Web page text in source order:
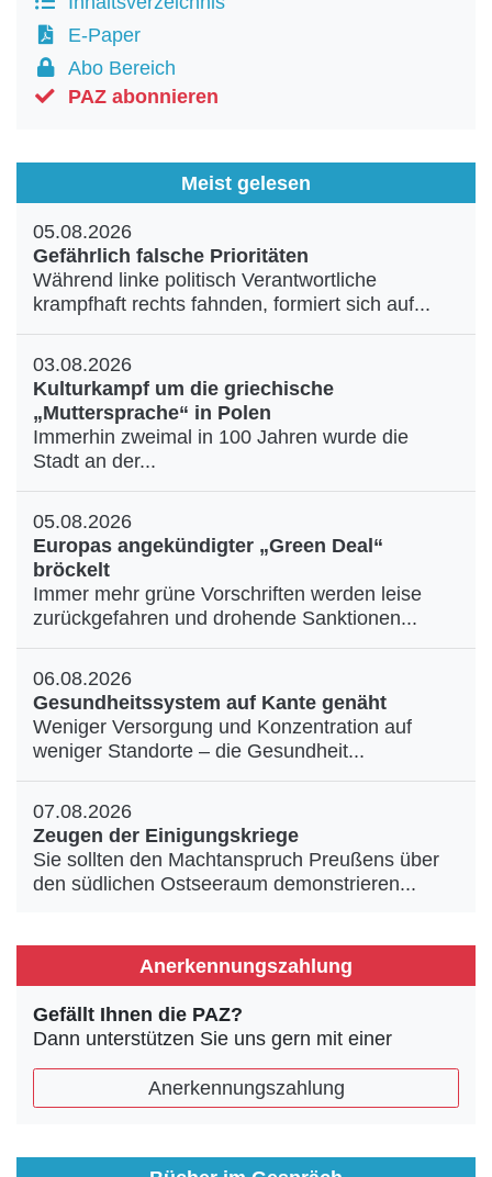
E-Paper
Abo Bereich
PAZ abonnieren
Meist gelesen
05.08.2026
Gefährlich falsche Prioritäten
Während linke politisch Verantwortliche
krampfhaft rechts fahnden, formiert sich auf...
03.08.2026
Kulturkampf um die griechische
„Muttersprache“ in Polen
Immerhin zweimal in 100 Jahren wurde die
Stadt an der...
05.08.2026
Europas angekündigter „Green Deal“
bröckelt
Immer mehr grüne Vorschriften werden leise
zurückgefahren und drohende Sanktionen...
06.08.2026
Gesundheitssystem auf Kante genäht
Weniger Versorgung und Konzentration auf
weniger Standorte – die Gesundheit...
07.08.2026
Zeugen der Einigungskriege
Sie sollten den Machtanspruch Preußens über
den südlichen Ostseeraum demonstrieren...
Anerkennungszahlung
Gefällt Ihnen die PAZ?
Dann unterstützen Sie uns gern mit einer
Anerkennungszahlung